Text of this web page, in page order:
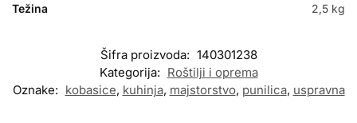
Težina 2,5 kg
Šifra proizvoda: 140301238
Kategorija: Roštilji i oprema
Oznake: kobasice, kuhinja, majstorstvo, punilica, uspravna